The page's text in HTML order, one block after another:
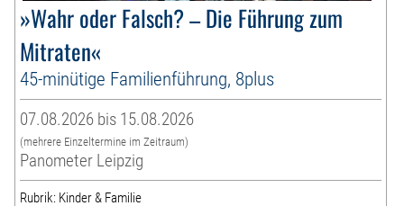
»Wahr oder Falsch? – Die Führung zum
Mitraten«
45-minütige Familienführung, 8plus
07.08.2026 bis 15.08.2026
(mehrere Einzeltermine im Zeitraum)
Panometer Leipzig
Rubrik: Kinder & Familie